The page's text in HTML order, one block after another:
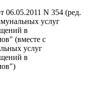
06.05.2011 N 354 (ред.
услуг
в
(вместе с
услуг
в